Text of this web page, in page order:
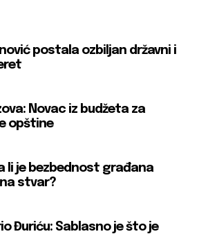
postala ozbiljan državni i
Novac iz budžeta za
opštine
li je bezbednost građana
stvar?
Đuriću: Sablasno je što je